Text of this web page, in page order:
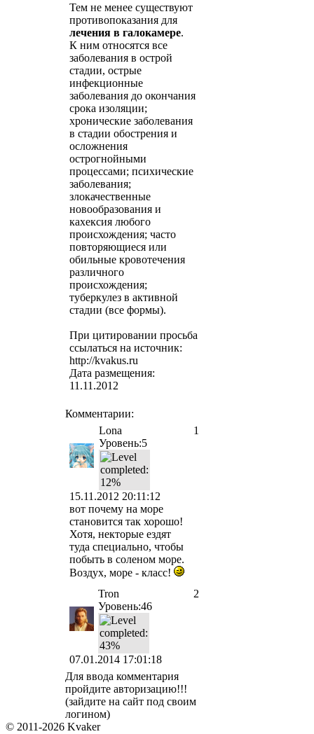
Тем не менее существуют
противопоказания для
лечения в галокамере.
К ним относятся все
заболевания в острой
стадии, острые
инфекционные
заболевания до окончания
срока изоляции;
хронические заболевания
в стадии обострения и
осложнения
острогнойными
процессами; психические
заболевания;
злокачественные
новообразования и
кахексия любого
происхождения; часто
повторяющиеся или
обильные кровотечения
различного
происхождения;
туберкулез в активной
стадии (все формы).
При цитировании просьба
ссылаться на источник:
http://kvakus.ru
Дата размещения:
11.11.2012
Комментарии:
Lona
Уровень:5
15.11.2012 20:11:12
вот почему на море
становится так хорошо!
Хотя, некторые ездят
туда специально, чтобы
побыть в соленом море.
Воздух, море - класс!
1
Tron
Уровень:46
07.01.2014 17:01:18
2
Для ввода комментария
пройдите авторизацию!!!
(зайдите на сайт под своим
логином)
© 2011-2026 Kvaker